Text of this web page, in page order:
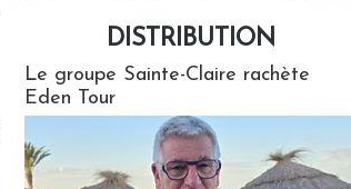
DISTRIBUTION
Le groupe Sainte-Claire rachète
Eden Tour